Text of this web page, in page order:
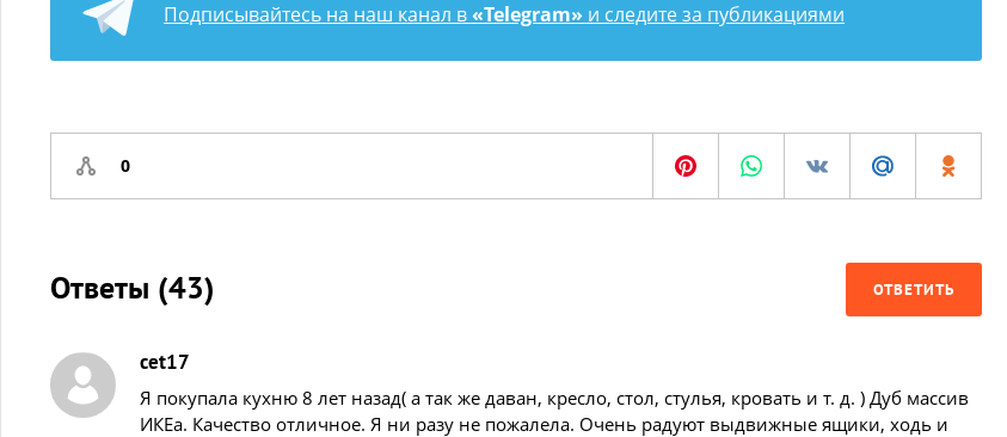
Подписывайтесь на наш канал в«Telegram» и следите за публикациями
0
Ответы (43) ОТВЕТИТЬ
cet17
Я покупала кухню 8 лет назад( а так же даван, кресло, стол, стулья, кровать и т. д. ) Дуб массив
ИКЕа. Качество отличное. Я ни разу не пожалела. Очень радуют выдвижные ящики, ходь и